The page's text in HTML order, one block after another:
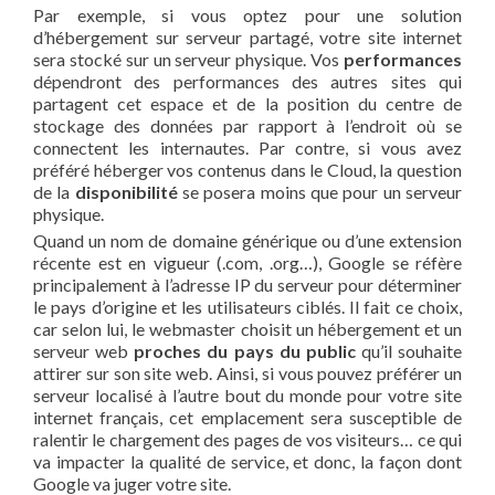
Par exemple, si vous optez pour une solution
d’hébergement sur serveur partagé, votre site internet
sera stocké sur un serveur physique. Vos performances
dépendront des performances des autres sites qui
partagent cet espace et de la position du centre de
stockage des données par rapport à l’endroit où se
connectent les internautes. Par contre, si vous avez
préféré héberger vos contenus dans le Cloud, la question
de la disponibilitése posera moins que pour un serveur
physique.
Quand un nom de domaine générique ou d’une extension
récente est en vigueur (.com, .org…), Google se réfère
principalement à l’adresse IP du serveur pour déterminer
le pays d’origine et les utilisateurs ciblés. Il fait ce choix,
car selon lui, le webmaster choisit un hébergement et un
serveur web proches du pays du publicqu’il souhaite
attirer sur son site web. Ainsi, si vous pouvez préférer un
serveur localisé à l’autre bout du monde pour votre site
internet français, cet emplacement sera susceptible de
ralentir le chargement des pages de vos visiteurs… ce qui
va impacter la qualité de service, et donc, la façon dont
Google va juger votre site.